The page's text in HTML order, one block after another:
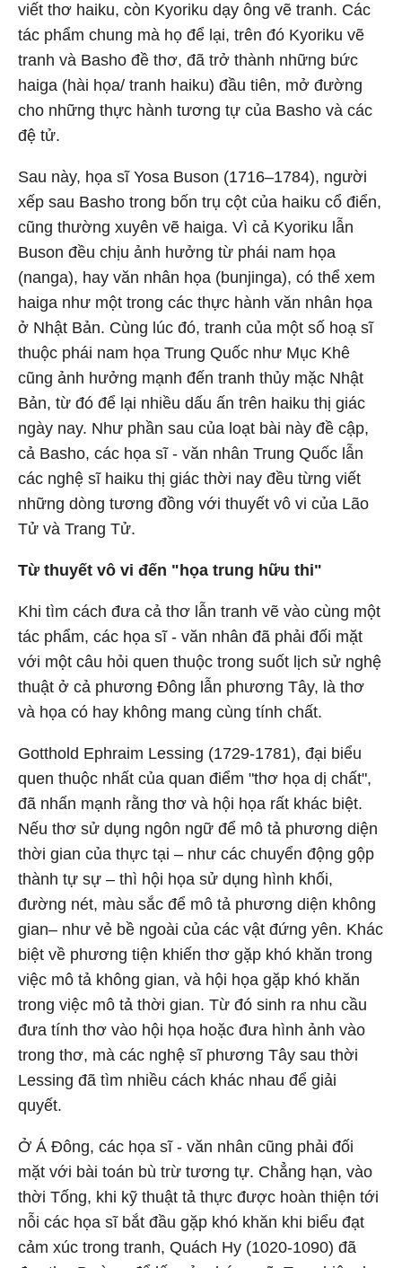
viết thơ haiku, còn Kyoriku dạy ông vẽ tranh. Các
tác phẩm chung mà họ để lại, trên đó Kyoriku vẽ
tranh và Basho đề thơ, đã trở thành những bức
haiga (hài họa/ tranh haiku) đầu tiên, mở đường
cho những thực hành tương tự của Basho và các
đệ tử.
Sau này, họa sĩ Yosa Buson (1716–1784), người
xếp sau Basho trong bốn trụ cột của haiku cổ điển,
cũng thường xuyên vẽ haiga. Vì cả Kyoriku lẫn
Buson đều chịu ảnh hưởng từ phái nam họa
(nanga), hay văn nhân họa (bunjinga), có thể xem
haiga như một trong các thực hành văn nhân họa
ở Nhật Bản. Cùng lúc đó, tranh của một số hoạ sĩ
thuộc phái nam họa Trung Quốc như Mục Khê
cũng ảnh hưởng mạnh đến tranh thủy mặc Nhật
Bản, từ đó để lại nhiều dấu ấn trên haiku thị giác
ngày nay. Như phần sau của loạt bài này đề cập,
cả Basho, các họa sĩ - văn nhân Trung Quốc lẫn
các nghệ sĩ haiku thị giác thời nay đều từng viết
những dòng tương đồng với thuyết vô vi của Lão
Tử và Trang Tử.
Từ thuyết vô vi đến "họa trung hữu thi"
Khi tìm cách đưa cả thơ lẫn tranh vẽ vào cùng một
tác phẩm, các họa sĩ - văn nhân đã phải đối mặt
với một câu hỏi quen thuộc trong suốt lịch sử nghệ
thuật ở cả phương Đông lẫn phương Tây, là thơ
và họa có hay không mang cùng tính chất.
Gotthold Ephraim Lessing (1729-1781), đại biểu
quen thuộc nhất của quan điểm "thơ họa dị chất",
đã nhấn mạnh rằng thơ và hội họa rất khác biệt.
Nếu thơ sử dụng ngôn ngữ để mô tả phương diện
thời gian của thực tại – như các chuyển động gộp
thành tự sự – thì hội họa sử dụng hình khối,
đường nét, màu sắc để mô tả phương diện không
gian– như vẻ bề ngoài của các vật đứng yên. Khác
biệt về phương tiện khiến thơ gặp khó khăn trong
việc mô tả không gian, và hội họa gặp khó khăn
trong việc mô tả thời gian. Từ đó sinh ra nhu cầu
đưa tính thơ vào hội họa hoặc đưa hình ảnh vào
trong thơ, mà các nghệ sĩ phương Tây sau thời
Lessing đã tìm nhiều cách khác nhau để giải
quyết.
Ở Á Đông, các họa sĩ - văn nhân cũng phải đối
mặt với bài toán bù trừ tương tự. Chẳng hạn, vào
thời Tống, khi kỹ thuật tả thực được hoàn thiện tới
nỗi các họa sĩ bắt đầu gặp khó khăn khi biểu đạt
cảm xúc trong tranh, Quách Hy (1020-1090) đã